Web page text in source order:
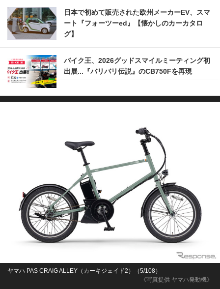
日本で初めて販売された欧州メーカーEV、スマ
ート『フォーツーed』【懐かしのカーカタロ
グ】
バイク王、2026グッドスマイルミーティング初
出展...『バリバリ伝説』のCB750Fを再現
《写真提供 ヤマハ発動機》
ヤマハ PAS CRAIG ALLEY（カーキジェイド2）（5/108）